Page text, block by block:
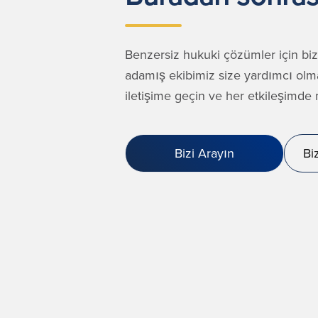
Benzersiz hukuki çözümler için
adamış ekibimiz size yardımcı
iletişime geçin ve her
Bizi Arayın